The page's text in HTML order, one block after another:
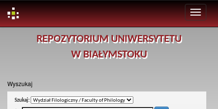
REPOZYTORIUM UNIWERSYTETU
W BIAŁYMSTOKU
Wyszukaj
Szukaj: